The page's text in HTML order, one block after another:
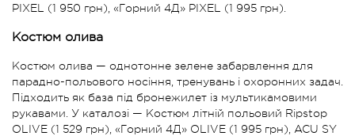
PIXEL (1 950 грн), «Горний 4Д» PIXEL (1 995 грн).
Костюм олива
Костюм олива — однотонне зелене забарвлення для
парадно-польового носіння, тренувань і охоронних задач.
Підходить як база під бронежилет із мультикамовими
рукавами. У каталозі — Костюм літній польовий Ripstop
OLIVE (1 529 грн), «Горний 4Д» OLIVE (1 995 грн), ACU SY